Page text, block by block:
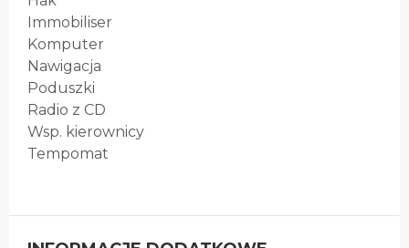
Immobiliser
Komputer
Nawigacja
Poduszki
Radio z CD
Wsp. kierownicy
Tempomat